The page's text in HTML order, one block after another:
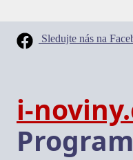
Sledujte nás na
i-